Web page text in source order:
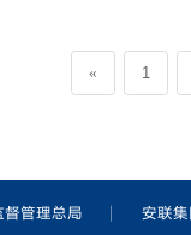
« 1
督管理总局 安联集